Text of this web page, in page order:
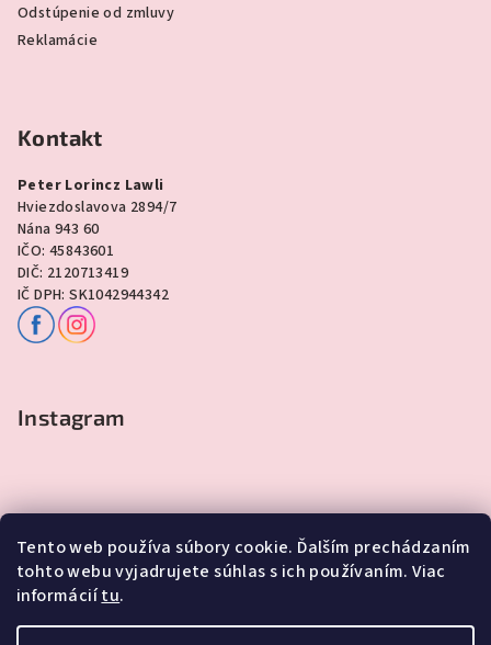
Tento web používa súbory cookie. Ďalším prechádzaním
tohto webu vyjadrujete súhlas s ich používaním. Viac
informáciítu.
Odstúpenie od zmluvy
Reklamácie
Kontakt
Peter Lorincz Lawli
Hviezdoslavova 2894/7
Nána 943 60
IČO: 45843601
DIČ: 2120713419
IČ DPH: SK1042944342
Instagram